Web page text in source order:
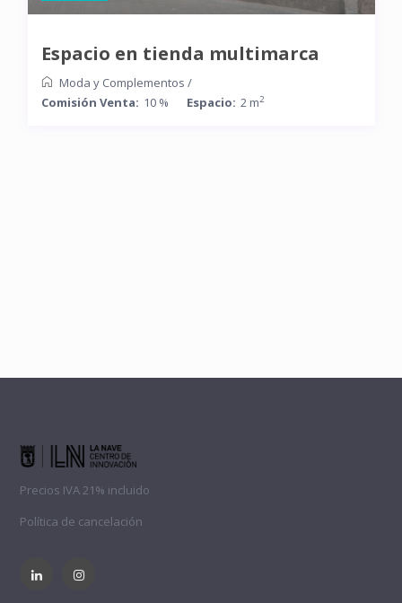
Espacio en tienda multimarca
Moda y Complementos /
Comisión Venta: 10 % Espacio: 2 m2
Precios IVA 21% incluido
Política de cancelación